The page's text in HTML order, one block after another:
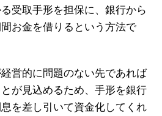
受取手形を担保に、銀行から
お金を借りるという方法で
営的に問題のない先であれば
が見込めるため、手形を銀行
を差し引いて資金化してくれ